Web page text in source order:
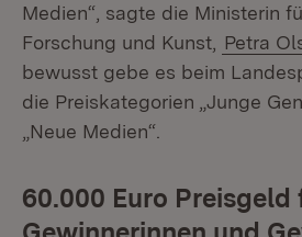
Medien“, sagte die Ministerin
Forschung und Kunst, Petra
bewusst gebe es beim
die Preiskategorien „Junge
„Neue Medien“.
60.000 Euro Preisgeld